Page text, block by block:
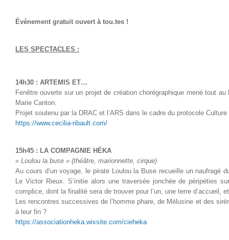
Événement gratuit ouvert à tou.tes !
LES SPECTACLES :
14h30 : ARTEMIS ET…
Fenêtre ouverte sur un projet de création chorégraphique mené tout
Marie Canton.
Projet soutenu par la DRAC et l’ARS dans le cadre du protocole
https://www.cecilia-ribault.com/
15h45 : LA COMPAGNIE HÉKA
« Loulou la buse » (théâtre, marionnette, cirque)
Au cours d’un voyage, le pirate Loulou la Buse recueille un naufragé
Le Victor Rieux. S’initie alors une traversée jonchée de péripéties
complice, dont la finalité sera de trouver pour l’un, une terre d’accueil,
Les rencontres successives de l’homme phare, de Mélusine et des
à leur fin ?
https://associationheka.wixsite.com/cieheka